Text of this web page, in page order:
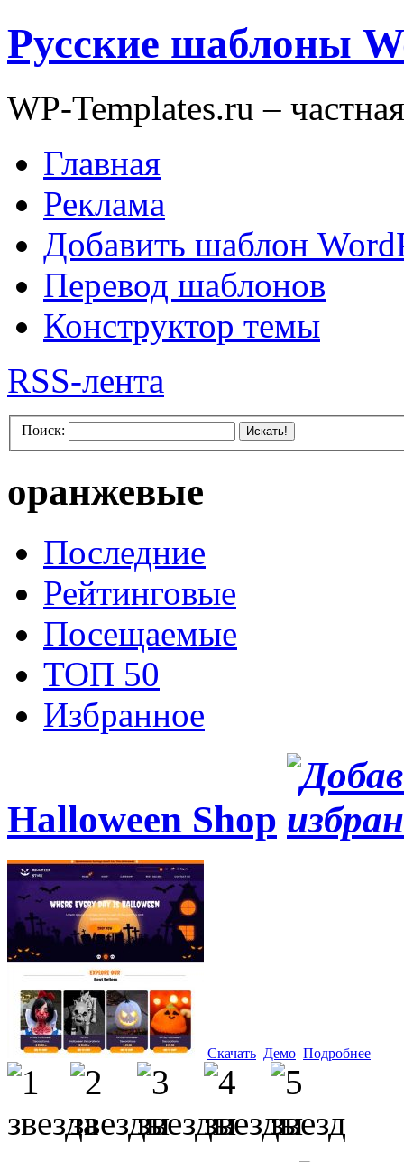
Русские шаблоны
WP-Templates.ru –
Главная
Реклама
Добавить шаблон
Перевод шаблонов
Конструктор темы
RSS-лента
Поиск: Искать!
оранжевые
Последние
Рейтинговые
Посещаемые
ТОП 50
Избранное
Halloween Shop
Скачать Демо Подробнее